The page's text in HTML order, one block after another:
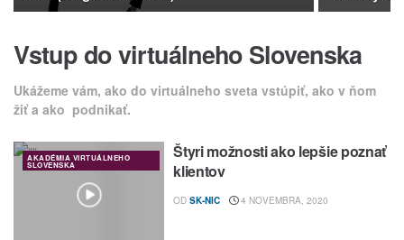
Vstup do virtuálneho Slovenska
Ukážeme vám, ako do virtuálneho sveta vstúpiť, ako v ňom
žiť a ako podnikať.
AKADÉMIA VIRTUÁLNEHO
SLOVENSKA
Štyri možnosti ako lepšie poznať
klientov
OD SK-NIC 4 NOVEMBRA, 2020